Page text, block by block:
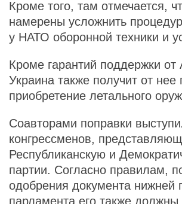
Кроме того, там отмечается,
намерены усложнить
у НАТО оборонной техники и
Кроме гарантий поддержки от
Украина также получит от нее
приобретение летального
Соавторами поправки
конгрессменов,
Республиканскую и
партии. Согласно правилам,
одобрения документа нижней
парламента его также